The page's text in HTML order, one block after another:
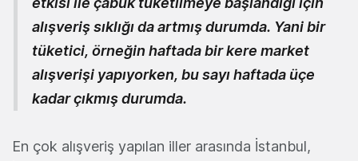
alışveriş sıklığı da artmış durumda. Yani bir
tüketici, örneğin haftada bir kere market
alışverişi yapıyorken, bu sayı haftada üçe
kadar çıkmış durumda.
En çok alışveriş yapılan iller arasında İstanbul,